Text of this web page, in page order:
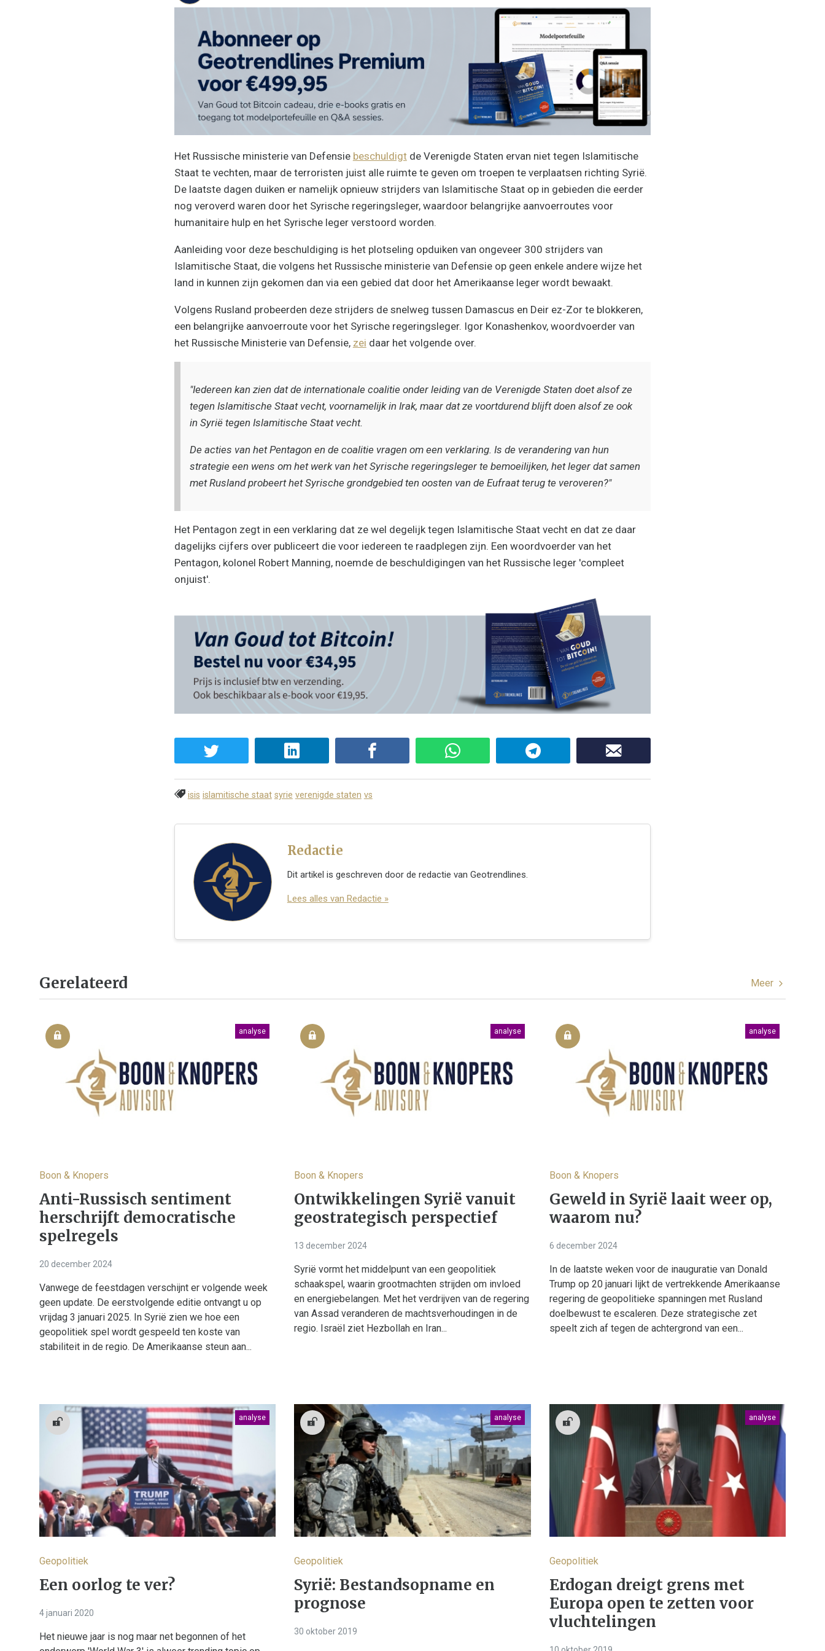
Het Russische ministerie van Defensie beschuldigtde Verenigde Staten ervan niet tegen Islamitische
Staat te vechten, maar de terroristen juist alle ruimte te geven om troepen te verplaatsen richting Syrië.
De laatste dagen duiken er namelijk opnieuw strijders van Islamitische Staat op in gebieden die eerder
nog veroverd waren door het Syrische regeringsleger, waardoor belangrijke aanvoerroutes voor
humanitaire hulp en het Syrische leger verstoord worden.
Aanleiding voor deze beschuldiging is het plotseling opduiken van ongeveer 300 strijders van
Islamitische Staat, die volgens het Russische ministerie van Defensie op geen enkele andere wijze het
land in kunnen zijn gekomen dan via een gebied dat door het Amerikaanse leger wordt bewaakt.
Volgens Rusland probeerden deze strijders de snelweg tussen Damascus en Deir ez-Zor te blokkeren,
een belangrijke aanvoerroute voor het Syrische regeringsleger. Igor Konashenkov, woordvoerder van
het Russische Ministerie van Defensie, zei daar het volgende over.
"Iedereen kan zien dat de internationale coalitie onder leiding van de Verenigde Staten doet alsof ze
tegen Islamitische Staat vecht, voornamelijk in Irak, maar dat ze voortdurend blijft doen alsof ze ook
in Syrië tegen Islamitische Staat vecht.
De acties van het Pentagon en de coalitie vragen om een verklaring. Is de verandering van hun
strategie een wens om het werk van het Syrische regeringsleger te bemoeilijken, het leger dat samen
met Rusland probeert het Syrische grondgebied ten oosten van de Eufraat terug te veroveren?"
Het Pentagon zegt in een verklaring dat ze wel degelijk tegen Islamitische Staat vecht en dat ze daar
dagelijks cijfers over publiceert die voor iedereen te raadplegen zijn. Een woordvoerder van het
Pentagon, kolonel Robert Manning, noemde de beschuldigingen van het Russische leger 'compleet
onjuist'.
isis islamitische staat syrie verenigde staten vs
Redactie
Dit artikel is geschreven door de redactie van Geotrendlines.
Lees alles van Redactie »
Gerelateerd Meer
analyse
Boon & Knopers
Anti-Russisch sentiment
herschrijft democratische
spelregels
20 december 2024
Vanwege de feestdagen verschijnt er volgende week
geen update. De eerstvolgende editie ontvangt u op
vrijdag 3 januari 2025. In Syrië zien we hoe een
geopolitiek spel wordt gespeeld ten koste van
stabiliteit in de regio. De Amerikaanse steun aan...
analyse
Boon & Knopers
Ontwikkelingen Syrië vanuit
geostrategisch perspectief
13 december 2024
Syrië vormt het middelpunt van een geopolitiek
schaakspel, waarin grootmachten strijden om invloed
en energiebelangen. Met het verdrijven van de regering
van Assad veranderen de machtsverhoudingen in de
regio. Israël ziet Hezbollah en Iran...
analyse
Boon & Knopers
Geweld in Syrië laait weer op,
waarom nu?
6 december 2024
In de laatste weken voor de inauguratie van Donald
Trump op 20 januari lijkt de vertrekkende Amerikaanse
regering de geopolitieke spanningen met Rusland
doelbewust te escaleren. Deze strategische zet
speelt zich af tegen de achtergrond van een...
analyse
Geopolitiek
Een oorlog te ver?
4 januari 2020
Het nieuwe jaar is nog maar net begonnen of het
analyse
Geopolitiek
Syrië: Bestandsopname en
prognose
30 oktober 2019
analyse
Geopolitiek
Erdogan dreigt grens met
Europa open te zetten voor
vluchtelingen